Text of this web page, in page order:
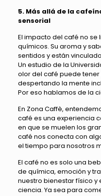
5. Más allá de la
sensorial
El impacto del café no
químicos. Su aroma y
sentidos y están
Un estudio de la
olor del café puede
despertando la mente
Por eso hablamos de la
En Zona Caffè,
café es una experiencia
en que se muelen los
café nos conecta con
el tiempo para nosotros
El café no es solo una
de química, emoción y
nuestro bienestar físico y
ciencia. Ya sea para